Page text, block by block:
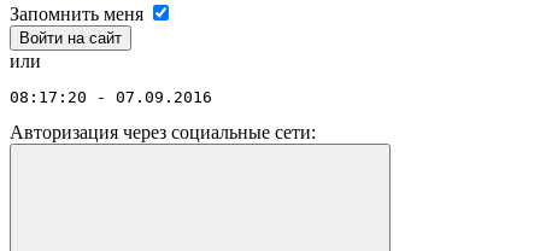
Запомнить меня
или
08:17:20 - 07.09.2016
Авторизация через социальные сети: